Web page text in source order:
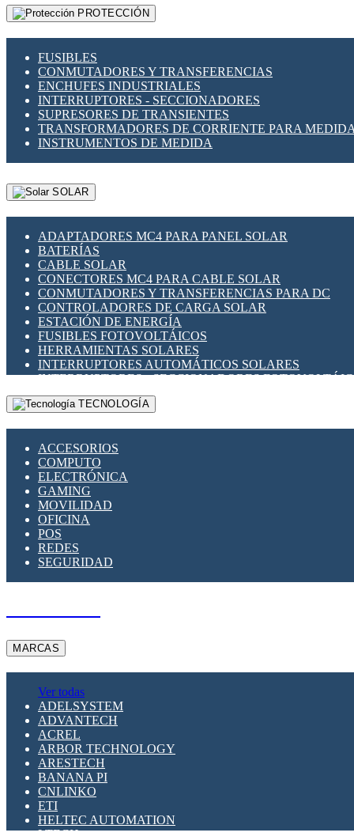
PROTECCIÓN
FUSIBLES
CONMUTADORES Y TRANSFERENCIAS
ENCHUFES INDUSTRIALES
INTERRUPTORES - SECCIONADORES
SUPRESORES DE TRANSIENTES
TRANSFORMADORES DE CORRIENTE PARA
INSTRUMENTOS DE MEDIDA
SOLAR
ADAPTADORES MC4 PARA PANEL SOLAR
BATERÍAS
CABLE SOLAR
CONECTORES MC4 PARA CABLE SOLAR
CONMUTADORES Y TRANSFERENCIAS PARA DC
CONTROLADORES DE CARGA SOLAR
ESTACIÓN DE ENERGÍA
FUSIBLES FOTOVOLTÁICOS
HERRAMIENTAS SOLARES
INTERRUPTORES AUTOMÁTICOS SOLARES
INTERRUPTORES - SECCIONADORES
MONTAJE PANEL SOLAR
PORTA FUSIBLES Y SECCIONADORES
TECNOLOGÍA
ACCESORIOS
COMPUTO
ELECTRÓNICA
GAMING
MOVILIDAD
OFICINA
POS
REDES
SEGURIDAD
MARCAS
Ver todas
ADELSYSTEM
ADVANTECH
ACREL
ARBOR TECHNOLOGY
ARESTECH
BANANA PI
CNLINKO
ETI
HELTEC AUTOMATION
LTECH